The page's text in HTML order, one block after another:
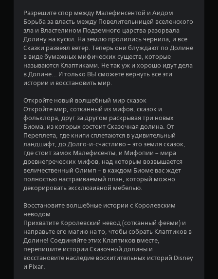
в
е
з
д
с
н
о
н
Разрешите спор между Малефинсентой и Аидом
Борьба за власть между Повелительницей вселенского
зла и Властелином Подземного царства разорвала
Долину на куски. На землю пролились чернила, и все
Сказки развеял ветер. Теперь они блуждают по Долине
в виде бумажных мифических существ, которые
называются Клаптиками. Не так уж и хорошо идут дела
в Долине… И только ВЫ сможете вернуть все эти
истории и восстановить мир.
Откройте новый волшебный мир сказок
Откройте мир, сотканный из мифов, сказок и
фольклора, друг за другом раскрывая три новых
Биома, из которых состоит Сказочная долина. От
Переплета, где книги сплетаются в удивительный
ландшафт, до Долго-и-счастливо – это земля сказок,
где стоит замок Малефисенты, и Мифопии – мира
древнегреческих мифов, над которым возвышается
величественный Олимп – в каждом Биоме вас ждет
полностью настраиваемый план, который можно
декорировать эксклюзивной мебелью.
Восстановите волшебные истории с Королевским
неводом
Прихватите Королевский невод (сотканный феями) и
направьте его магию на то, чтобы собрать Клаптиков в
Долине! Соединяйте этих Клаптиков вместе,
перепишите истории Сказочной долины и
восстановите наследие восхитительных историй Disney
и Pixar.